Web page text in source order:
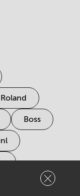
Roland
Boss